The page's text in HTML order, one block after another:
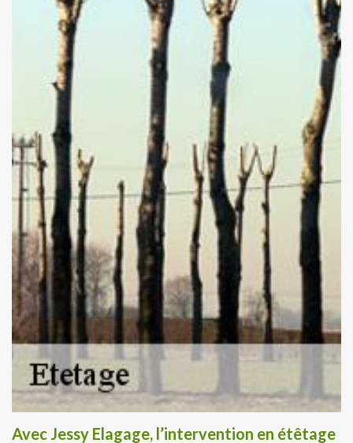
Avec Jessy Elagage, l’intervention en étêtage